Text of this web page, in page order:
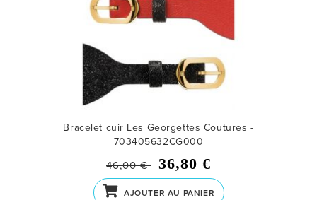
Bracelet cuir Les Georgettes Coutures -
703405632CG000
46,00 € 36,80 €
AJOUTER AU PANIER